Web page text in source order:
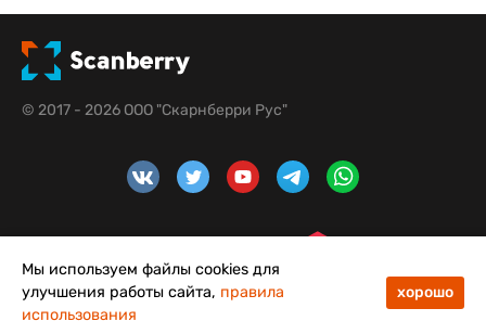
© 2017 - 2026 ООО "Скарнберри Рус"
48
Мы используем файлы cookies для
улучшения работы сайта, правила
использования
хорошо